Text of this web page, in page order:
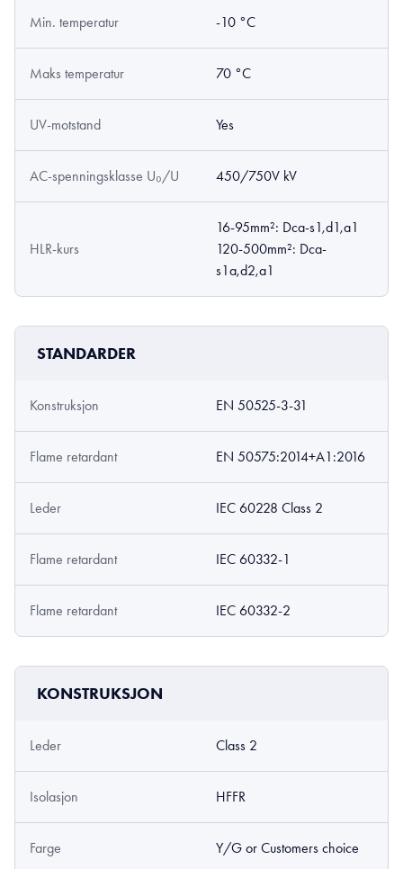
Min. temperatur -10 °C
Maks temperatur 70 °C
UV-motstand Yes
AC-spenningsklasse U₀/U 450/750V kV
HLR-kurs
16-95mm²: Dca-s1,d1,a1
120-500mm²: Dca-
s1a,d2,a1
STANDARDER
Konstruksjon EN 50525-3-31
Flame retardant EN 50575:2014+A1:2016
Leder IEC 60228 Class 2
Flame retardant IEC 60332-1
Flame retardant IEC 60332-2
KONSTRUKSJON
Leder Class 2
Isolasjon HFFR
Farge Y/G or Customers choice